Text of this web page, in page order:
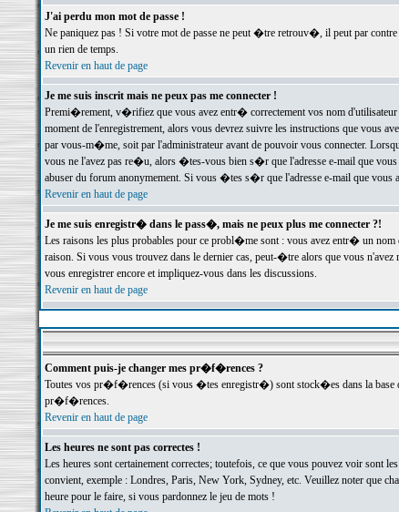
J'ai perdu mon mot de passe !
Ne paniquez pas ! Si votre mot de passe ne peut �tre retrouv�, il peut par
un rien de temps.
Revenir en haut de page
Je me suis inscrit mais ne peux pas me connecter !
Premi�rement, v�rifiez que vous avez entr� correctement vos nom
moment de l'enregistrement, alors vous devrez suivre les instructions que
par vous-m�me, soit par l'administrateur avant de pouvoir vous connecter.
vous ne l'avez pas re�u, alors �tes-vous bien s�r que l'adresse e-mail que
abuser du forum anonymement. Si vous �tes s�r que l'adresse e-mail que vous
Revenir en haut de page
Je me suis enregistr� dans le pass�, mais ne peux plus me connecter ?!
Les raisons les plus probables pour ce probl�me sont : vous avez entr� un
raison. Si vous vous trouvez dans le dernier cas, peut-�tre alors que vous
vous enregistrer encore et impliquez-vous dans les discussions.
Revenir en haut de page
Comment puis-je changer mes pr�f�rences ?
Toutes vos pr�f�rences (si vous �tes enregistr�) sont stock�es dans la base
pr�f�rences.
Revenir en haut de page
Les heures ne sont pas correctes !
Les heures sont certainement correctes; toutefois, ce que vous pouvez voir
convient, exemple : Londres, Paris, New York, Sydney, etc. Veuillez noter que
heure pour le faire, si vous pardonnez le jeu de mots !